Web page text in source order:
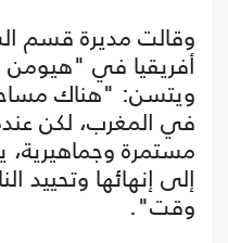
وقالت مديرة قسم
أفريقيا في "هيومن
ويتسن: "هناك
في المغرب، لكن
مستمرة
إلى إنهائها
وقت".